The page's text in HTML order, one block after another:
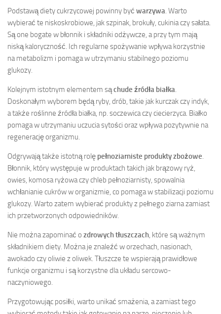
Podstawą diety cukrzycowej powinny być warzywa. Warto
wybierać te niskoskrobiowe, jak szpinak, brokuły, cukinia czy sałata.
Są one bogate w błonnik i składniki odżywcze, a przy tym mają
niską kaloryczność. Ich regularne spożywanie wpływa korzystnie
na metabolizm i pomaga w utrzymaniu stabilnego poziomu
glukozy.
Kolejnym istotnym elementem sąchude źródła białka.
Doskonałym wyborem będą ryby, drób, takie jak kurczak czy indyk,
a także roślinne źródła białka, np. soczewica czy ciecierzyca. Białko
pomaga w utrzymaniu uczucia sytości oraz wpływa pozytywnie na
regenerację organizmu.
Odgrywają także istotną rolę pełnoziarniste produkty zbożowe.
Błonnik, który występuje w produktach takich jak brązowy ryż,
owies, komosa ryżowa czy chleb pełnoziarnisty, spowalnia
wchłanianie cukrów w organizmie, co pomaga w stabilizacji poziomu
glukozy. Warto zatem wybierać produkty z pełnego ziarna zamiast
ich przetworzonych odpowiedników.
Nie można zapominać o zdrowych tłuszczach, które są ważnym
składnikiem diety. Można je znaleźć w orzechach, nasionach,
awokado czy oliwie z oliwek. Tłuszcze te wspierają prawidłowe
funkcje organizmu i są korzystne dla układu sercowo-
naczyniowego.
Przygotowując posiłki, warto unikać smażenia, a zamiast tego